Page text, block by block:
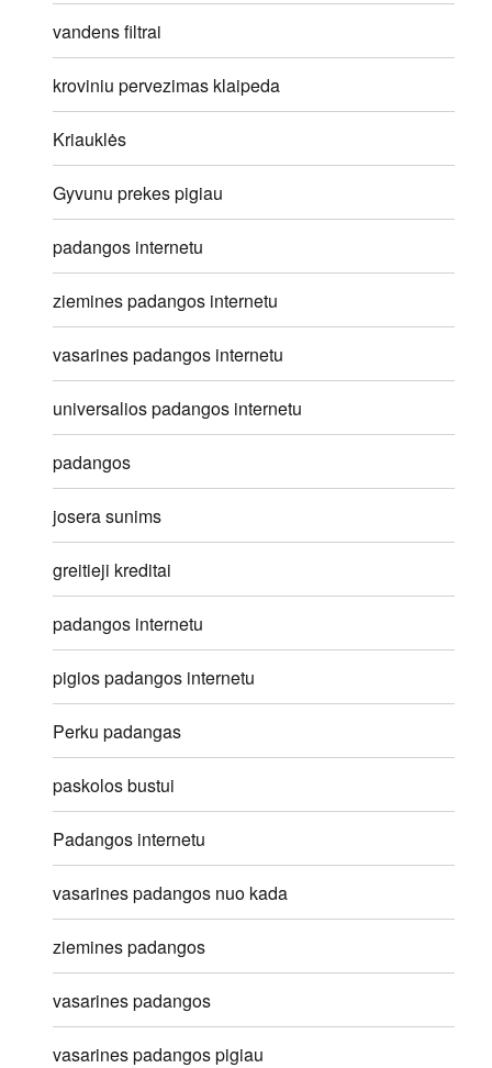
vandens filtrai
kroviniu pervezimas klaipeda
Kriauklės
Gyvunu prekes pigiau
padangos internetu
ziemines padangos internetu
vasarines padangos internetu
universalios padangos internetu
padangos
josera sunims
greitieji kreditai
padangos internetu
pigios padangos internetu
Perku padangas
paskolos bustui
Padangos internetu
vasarines padangos nuo kada
ziemines padangos
vasarines padangos
vasarines padangos pigiau